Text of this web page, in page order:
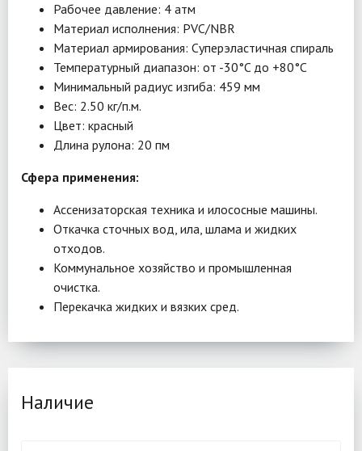
Рабочее давление: 4 атм
Материал исполнения: PVC/NBR
Материал армирования: Суперэластичная спираль
Температурный диапазон: от -30°C до +80°C
Минимальный радиус изгиба: 459 мм
Вес: 2.50 кг/п.м.
Цвет: красный
Длина рулона: 20 пм
Сфера применения:
Ассенизаторская техника и илососные машины.
Откачка сточных вод, ила, шлама и жидких
отходов.
Коммунальное хозяйство и промышленная
очистка.
Перекачка жидких и вязких сред.
Наличие